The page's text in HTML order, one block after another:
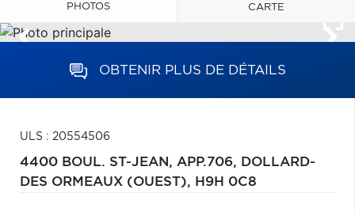
PHOTOS CARTE
OBTENIR PLUS DE DÉTAILS
ULS : 20554506
4400 BOUL. ST-JEAN, APP.706, DOLLARD-
DES ORMEAUX (OUEST), H9H 0C8